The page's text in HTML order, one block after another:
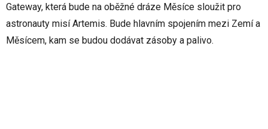
Gateway, která bude na oběžné dráze Měsíce sloužit pro
astronauty misí Artemis. Bude hlavním spojením mezi Zemí a
Měsícem, kam se budou dodávat zásoby a palivo.